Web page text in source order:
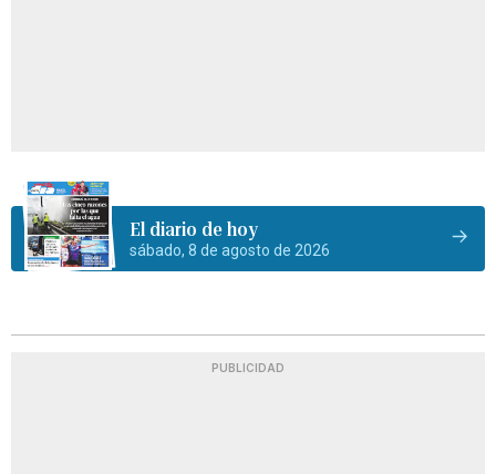
El diario de hoy
sábado, 8 de agosto de 2026
PUBLICIDAD